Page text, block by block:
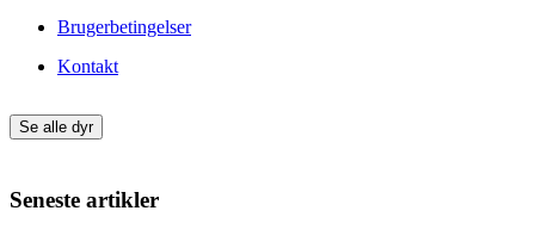
Brugerbetingelser
Kontakt
Se alle dyr
Seneste artikler